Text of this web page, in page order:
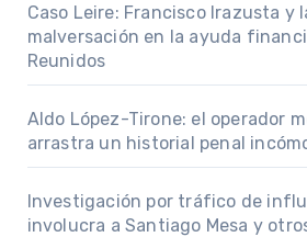
Caso Leire: Francisco Irazusta y
malversación en la ayuda
Reunidos
Aldo López-Tirone: el operador
arrastra un historial penal
Investigación por tráfico de
involucra a Santiago Mesa y